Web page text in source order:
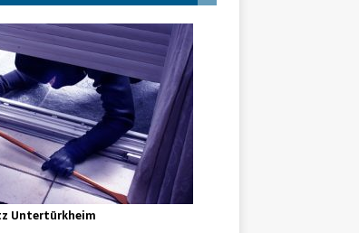
Untertürkheim